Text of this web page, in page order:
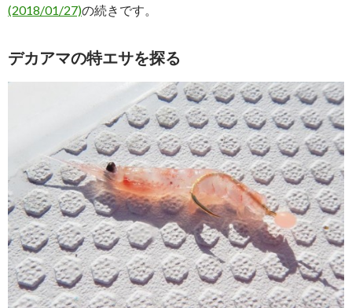
(2018/01/27)の続きです。
デカアマの特エサを探る